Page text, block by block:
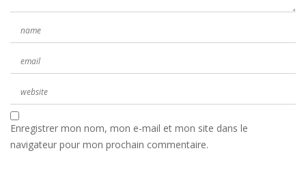
Enregistrer mon nom, mon e-mail et mon site dans le
navigateur pour mon prochain commentaire.